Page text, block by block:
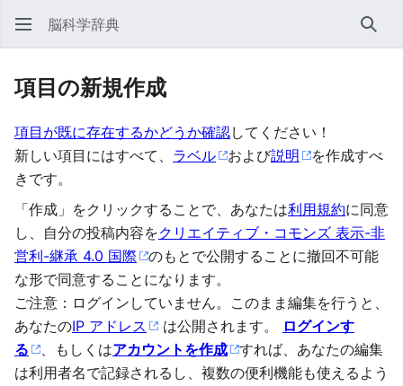
脳科学辞典 検索
項目の新規作成
項目が既に存在するかどうか確認してください！
新しい項目にはすべて、 ラベル および説明
を作成すべ
きです。
「作成」をクリックすることで、あなたは利用規約に同意
し、自分の投稿内容をクリエイティブ・コモンズ 表示-非
営利-継承 4.0 国際
のもとで公開することに撤回不可能
な形で同意することになります。
ご注意：ログインしていません。このまま編集を行うと、
あなたのIP アドレス は公開されます。
ログインす
る
、もしくはアカウントを作成
すれば、あなたの編集
は利用者名で記録されるし、複数の便利機能も使えるよう